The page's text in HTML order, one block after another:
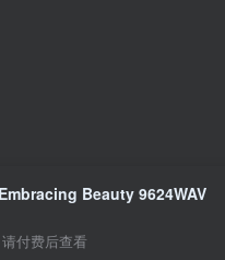
Beauty 9624WAV
付费后查看